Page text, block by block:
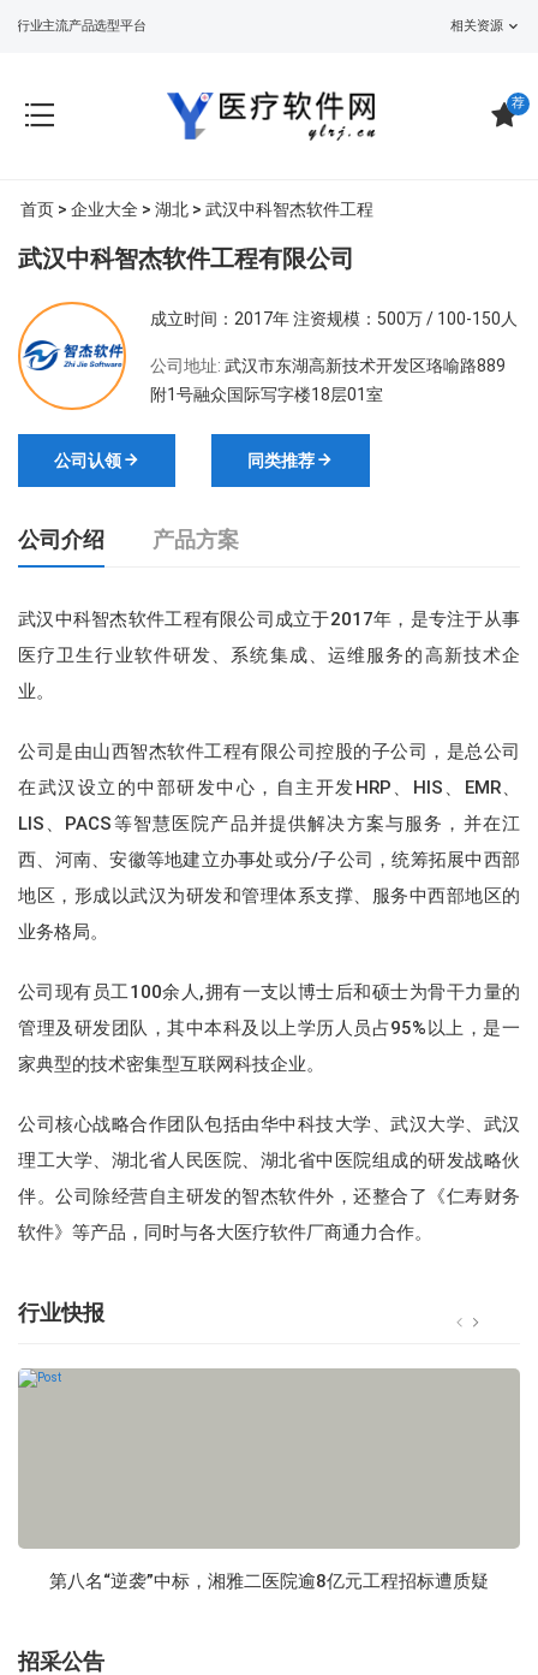
业主流产品选型平台 相关资源
荐
首页 > 企业大全 > 湖北 > 武汉中科智杰软件工程
武汉中科智杰软件工程有限公司
成立时间：2017年注资规模：500万 / 100-150人
公司地址: 武汉市东湖高新技术开发区珞喻路889
附1号融众国际写字楼18层01室
公司认领 同类推荐
公司介绍 产品方案
武汉中科智杰软件工程有限公司成立于2017年，是专注于从事
医疗卫生行业软件研发、系统集成、运维服务的高新技术企
业。
公司是由山西智杰软件工程有限公司控股的子公司，是总公司
在武汉设立的中部研发中心，自主开发HRP、HIS、EMR、
LIS、PACS等智慧医院产品并提供解决方案与服务，并在江
西、河南、安徽等地建立办事处或分/子公司，统筹拓展中西部
地区，形成以武汉为研发和管理体系支撑、服务中西部地区的
业务格局。
公司现有员工100余人,拥有一支以博士后和硕士为骨干力量的
管理及研发团队，其中本科及以上学历人员占95%以上，是一
家典型的技术密集型互联网科技企业。
公司核心战略合作团队包括由华中科技大学、武汉大学、武汉
理工大学、湖北省人民医院、湖北省中医院组成的研发战略伙
伴。公司除经营自主研发的智杰软件外，还整合了《仁寿财务
软件》等产品，同时与各大医疗软件厂商通力合作。
行业快报
第八名“逆袭”中标，湘雅二医院逾8亿元工程招标遭质疑
招采公告